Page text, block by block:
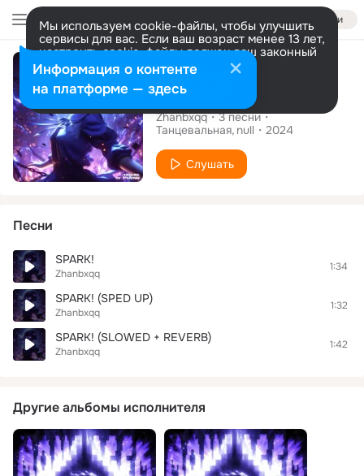
Войти
Мы используем cookie-файлы, чтобы улучшить
сервисы для вас. Если ваш возраст менее 13 лет,
настроить cookie-файлы должен ваш законный
представитель. Больше информации
Разрешить все Настроить
Альбом
SPARK!
Zhanbxqq 3песни
Танцевальная null 2024
Слушать
Песни
SPARK!
Zhanbxqq
1:34
SPARK! (SPED UP)
Zhanbxqq
1:32
SPARK! (SLOWED + REVERB)
Zhanbxqq
1:42
Другие альбомы исполнителя
Информация о контенте
на платформе — здесь